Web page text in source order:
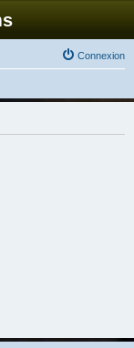
Connexion